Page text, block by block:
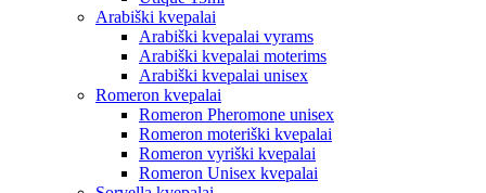
Arabiški kvepalai
Arabiški kvepalai vyrams
Arabiški kvepalai moterims
Arabiški kvepalai unisex
Romeron kvepalai
Romeron Pheromone unisex
Romeron moteriški kvepalai
Romeron vyriški kvepalai
Romeron Unisex kvepalai